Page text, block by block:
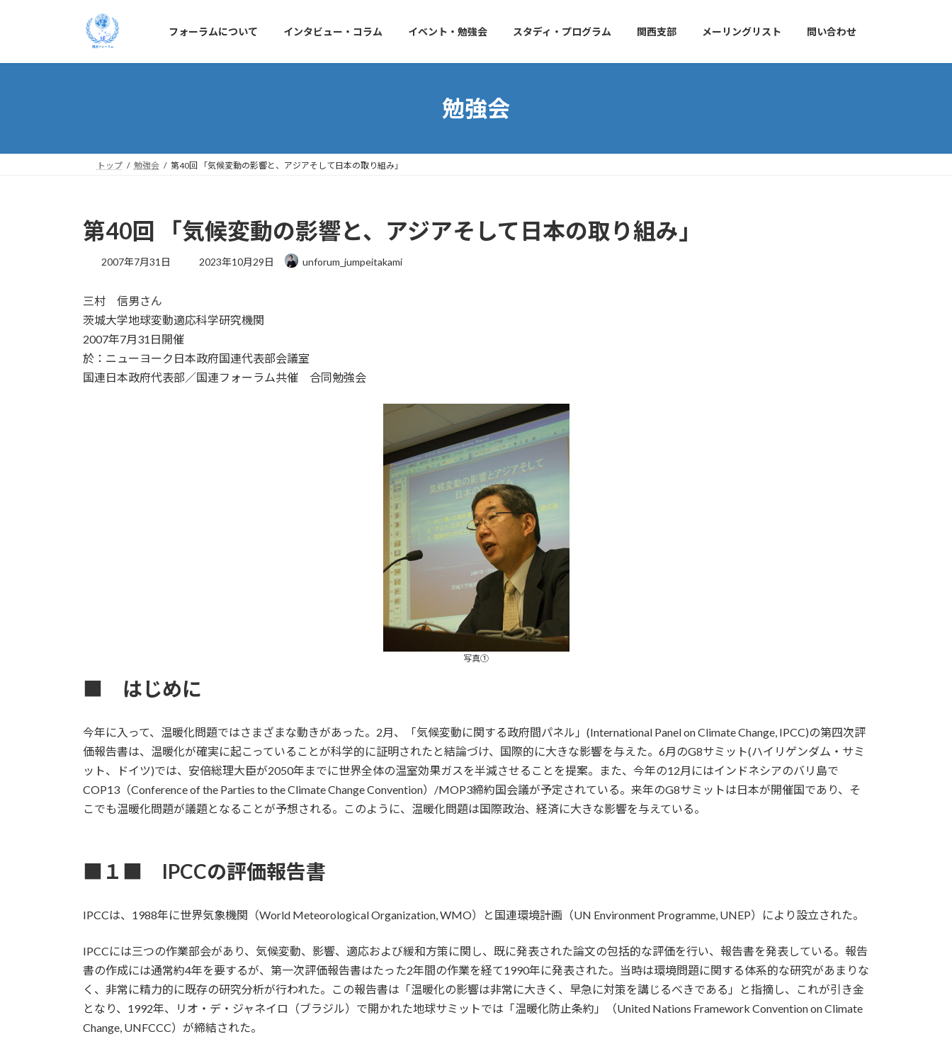
フォーラムについて インタビュー・コラム イベント・勉強会 スタディ・プログラム 関西支部 メーリングリスト 問い合わせ
勉強会
トップ 勉強会 第40回 「気候変動の影響と、アジアそして日本の取り組み」
第40回 「気候変動の影響と、アジアそして日本の取り組み」
2007年7月31日
最
日
2023年10月29日 unforum_jumpeitakami
三村 信男さん
茨城大学地球変動適応科学研究機関
2007年7月31日開催
於：ニューヨーク日本政府国連代表部会議室
国連日本政府代表部／国連フォーラム共催 合同勉強会
写真①
■ はじめに
今年に入って、温暖化問題ではさまざまな動きがあった。2月、「気候変動に関する政府間パネル」(International Panel on Climate Change, IPCC)の第四次評
価報告書は、温暖化が確実に起こっていることが科学的に証明されたと結論づけ、国際的に大きな影響を与えた。6月のG8サミット(ハイリゲンダム・サミ
ット、ドイツ)では、安倍総理大臣が2050年までに世界全体の温室効果ガスを半減させることを提案。また、今年の12月にはインドネシアのバリ島で
COP13（Conference of the Parties to the Climate Change Convention）/MOP3締約国会議が予定されている。来年のG8サミットは日本が開催国であり、そ
こでも温暖化問題が議題となることが予想される。このように、温暖化問題は国際政治、経済に大きな影響を与えている。
■１■ IPCCの評価報告書
IPCCは、1988年に世界気象機関（World Meteorological Organization, WMO）と国連環境計画（UN Environment Programme, UNEP）により設立された。
IPCCには三つの作業部会があり、気候変動、影響、適応および緩和方策に関し、既に発表された論文の包括的な評価を行い、報告書を発表している。報告
書の作成には通常約4年を要するが、第一次評価報告書はたった2年間の作業を経て1990年に発表された。当時は環境問題に関する体系的な研究があまりな
く、非常に精力的に既存の研究分析が行われた。この報告書は「温暖化の影響は非常に大きく、早急に対策を講じるべきである」と指摘し、これが引き金
となり、1992年、リオ・デ・ジャネイロ（ブラジル）で開かれた地球サミットでは「温暖化防止条約」（United Nations Framework Convention on Climate
Change, UNFCCC）が締結された。